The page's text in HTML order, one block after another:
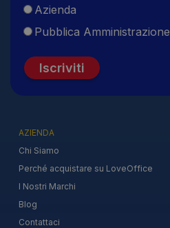
Azienda
Pubblica Amministrazione
Iscriviti
AZIENDA
Chi Siamo
Perché acquistare su LoveOffice
I Nostri Marchi
Blog
Contattaci